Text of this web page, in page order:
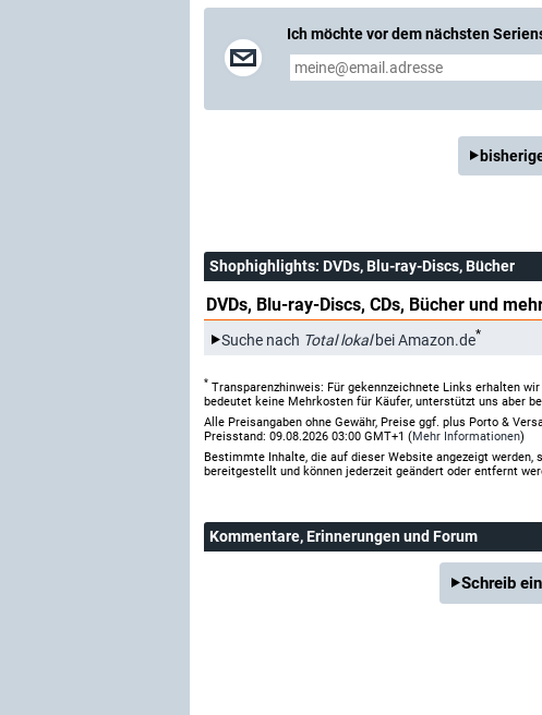
Ich möchte vor dem nächsten
Shophighlights: DVDs, Blu-ray-Discs, Bücher
DVDs, Blu-ray-Discs, CDs, Bücher und
Suche nach Total lokalbei Amazon.de*
* Transparenzhinweis: Für gekennzeichnete Links erhalten
bedeutet keine Mehrkosten für Käufer, unterstützt uns aber
Alle Preisangaben ohne Gewähr, Preise ggf. plus Porto &
Preisstand: 09.08.2026 03:00 GMT+1 (Mehr Informationen)
Bestimmte Inhalte, die auf dieser Website angezeigt werden,
bereitgestellt und können jederzeit geändert oder entfernt
Kommentare, Erinnerungen und Forum
Schreib